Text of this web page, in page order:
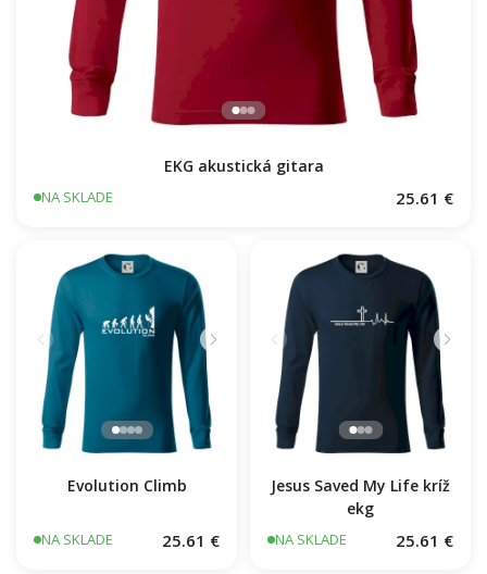
EKG akustická gitara
NA SKLADE 25.61 €
Evolution Climb
NA SKLADE 25.61 €
Jesus Saved My Life kríž
ekg
NA SKLADE 25.61 €